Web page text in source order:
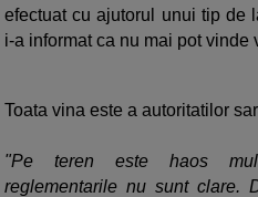
efectuat cu ajutorul unui tip de
i-a informat ca nu mai pot vinde
Toata vina este a autoritatilor
"Pe teren este haos
reglementarile nu sunt clare.